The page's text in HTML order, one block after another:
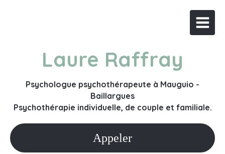
Laure Raffray
Psychologue psychothérapeute à Mauguio -
Baillargues
Psychothérapie individuelle, de couple et familiale.
Appeler